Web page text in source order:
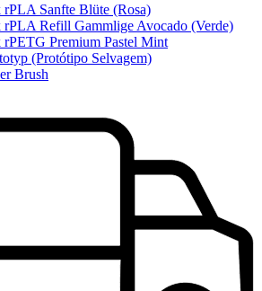
Sanfte Blüte (Rosa)
Refill Gammlige Avocado (Verde)
Premium Pastel Mint
(Protótipo Selvagem)
Brush